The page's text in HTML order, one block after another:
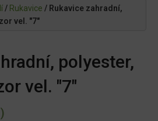
/ Rukavice / Rukavice zahradní,
vel. "7"
polyester,
vel. "7"